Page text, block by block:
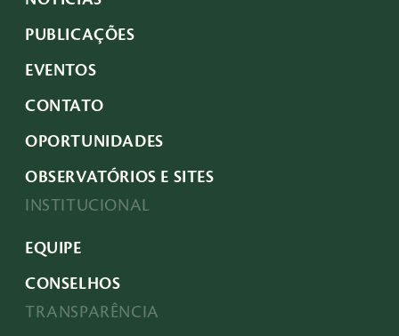
PUBLICAÇÕES
EVENTOS
CONTATO
OPORTUNIDADES
OBSERVATÓRIOS E SITES
INSTITUCIONAL
EQUIPE
CONSELHOS
TRANSPARÊNCIA